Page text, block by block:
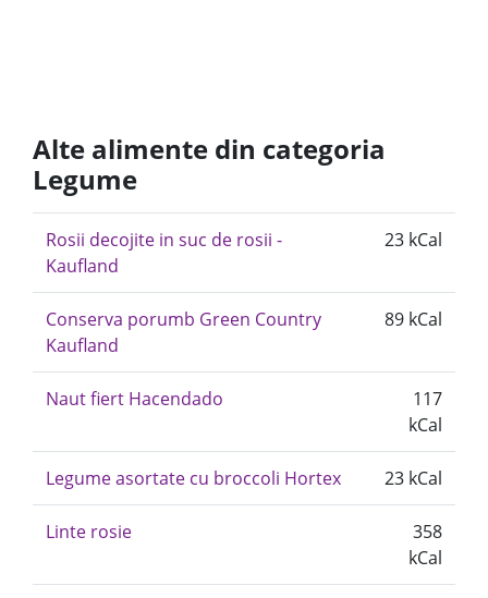
Alte alimente din categoria
Legume
Rosii decojite in suc de rosii -
Kaufland
23 kCal
Conserva porumb Green Country
Kaufland
89 kCal
Naut fiert Hacendado
117
kCal
Legume asortate cu broccoli Hortex 23 kCal
Linte rosie
358
kCal